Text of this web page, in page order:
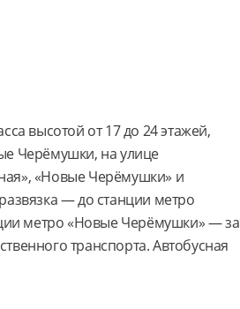
высотой от 17 до 24 этажей,
Черёмушки, на улице
«Новые Черёмушки» и
— до станции метро
метро «Новые Черёмушки» — за
транспорта. Автобусная